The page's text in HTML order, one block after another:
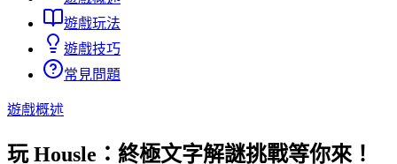
遊戲玩法
遊戲技巧
常見問題
遊戲概述
玩 Housle：終極文字解謎挑戰等你來！